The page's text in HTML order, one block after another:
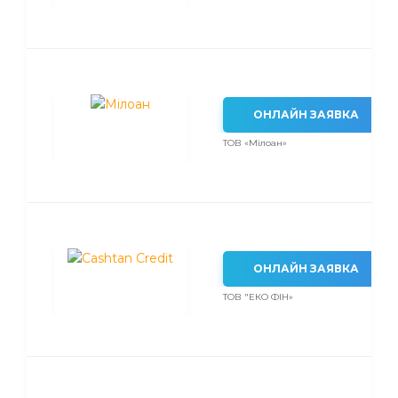
ОНЛАЙН ЗАЯВКА
ТОВ «Мілоан»
ОНЛАЙН ЗАЯВКА
ТОВ "ЕКО ФІН»